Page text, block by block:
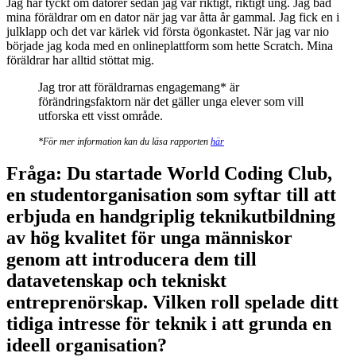
mina föräldrar om en dator när jag var åtta år gammal. Jag fick en i
julklapp och det var kärlek vid första ögonkastet. När jag var nio
började jag koda med en onlineplattform som hette Scratch. Mina
föräldrar har alltid stöttat mig.
Jag tror att föräldrarnas engagemang* är
förändringsfaktorn när det gäller unga elever som vill
utforska ett visst område.
*För mer information kan du läsa rapporten här
Fråga: Du startade World Coding Club,
en studentorganisation som syftar till att
erbjuda en handgriplig teknikutbildning
av hög kvalitet för unga människor
genom att introducera dem till
datavetenskap och tekniskt
entreprenörskap. Vilken roll spelade ditt
tidiga intresse för teknik i att grunda en
ideell organisation?